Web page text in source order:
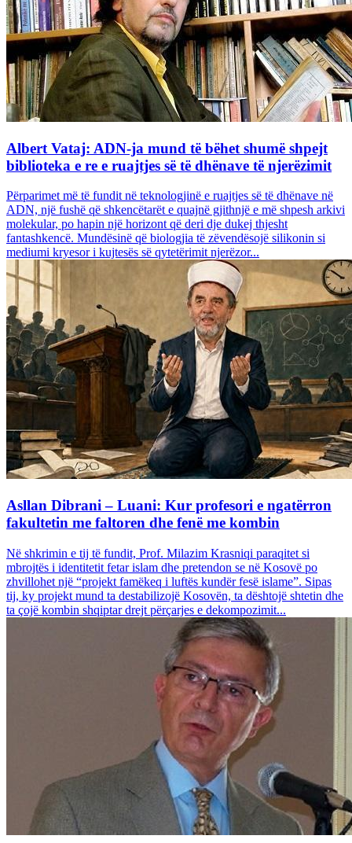
Albert Vataj: ADN-ja mund të bëhet shumë shpejt
biblioteka e re e ruajtjes së të dhënave të njerëzimit
Përparimet më të fundit në teknologjinë e ruajtjes së të dhënave në
ADN, një fushë që shkencëtarët e quajnë gjithnjë e më shpesh arkivi
molekular, po hapin një horizont që deri dje dukej thjesht
fantashkencë. Mundësinë që biologjia të zëvendësojë silikonin si
mediumi kryesor i kujtesës së qytetërimit njerëzor...
Asllan Dibrani – Luani: Kur profesori e ngatërron
fakultetin me faltoren dhe fenë me kombin
Në shkrimin e tij të fundit, Prof. Milazim Krasniqi paraqitet si
mbrojtës i identitetit fetar islam dhe pretendon se në Kosovë po
zhvillohet një “projekt famëkeq i luftës kundër fesë islame”. Sipas
tij, ky projekt mund ta destabilizojë Kosovën, ta dështojë shtetin dhe
ta çojë kombin shqiptar drejt përçarjes e dekompozimit...